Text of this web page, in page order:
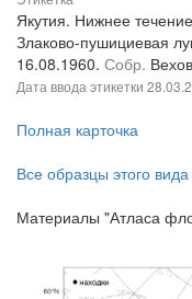
Якутия. Нижнее
Злаково-пушициевая
16.08.1960. Собр.
Дата ввода этикетки
Полная карточка
Все образцы этого вида
Материалы "Атласа